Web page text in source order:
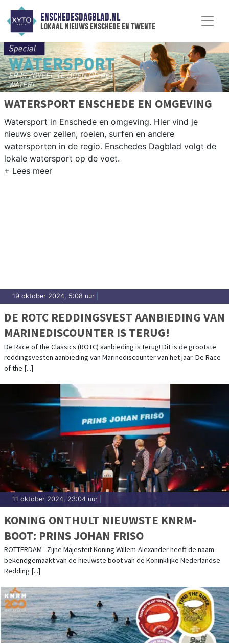
ENSCHEDESDAGBLAD.NL
lokaal nieuws enschede en twente
WATERSPORT ENSCHEDE EN OMGEVING
Watersport in Enschede en omgeving. Hier vind je
nieuws over zeilen, roeien, surfen en andere
watersporten in de regio. Enschedes Dagblad volgt de
lokale watersport op de voet.
19 oktober 2024, 5:08 uur
DE ROTC REDDINGSVEST AANBIEDING VAN
MARINEDISCOUNTER IS TERUG!
De Race of the Classics (ROTC) aanbieding is terug! Dit is de grootste
reddingsvesten aanbieding van Marinediscounter van het jaar. De Race
of the [...]
11 oktober 2024, 23:04 uur
KONING ONTHULT NIEUWSTE KNRM-
BOOT: PRINS JOHAN FRISO
ROTTERDAM - Zijne Majesteit Koning Willem-Alexander heeft de naam
bekendgemaakt van de nieuwste boot van de Koninklijke Nederlandse
Redding [...]